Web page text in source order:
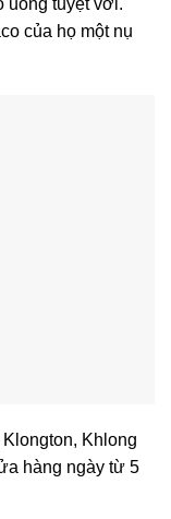
uống tuyệt vời.
của họ một nụ
Khlong
hàng ngày từ 5